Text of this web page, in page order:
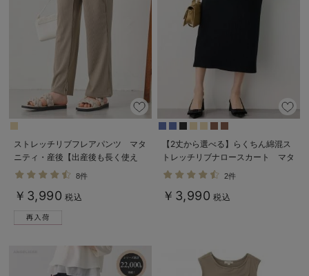
ストレッチリブフレアパンツ マタ
ニティ・産後【出産後も長く使え
る】
8件
￥3,990 税込
【2丈から選べる】らくちん綿混ス
トレッチリブナロースカート マタ
ニティ・産後【出産後も長く使え
2件
￥3,990 税込